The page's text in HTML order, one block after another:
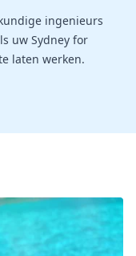
ingenieurs
uw Sydney for
laten werken.